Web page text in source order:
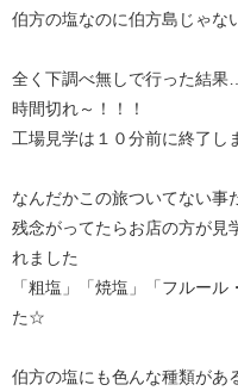
伯方の塩なのに伯方島じゃな
全く下調べ無しで行った結果…
時間切れ～！！！
工場見学は１０分前に終了し
なんだかこの旅ついてない事
残念がってたらお店の方が見
れました
「粗塩」「焼塩」「フルー
た☆
伯方の塩にも色んな種類があ